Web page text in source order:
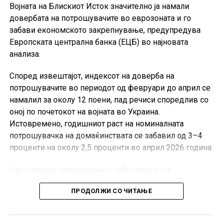
Војната на Блискиот Исток значително ја намали
довербата на потрошувачите во еврозоната и го
забави економското закрепнување, предупредува
Европската централна банка (ЕЦБ) во најновата
анализа.
Според извештајот, индексот на доверба на
потрошувачите во периодот од февруари до април се
намалил за околу 12 поени, пад речиси споредлив со
оној по почетокот на војната во Украина.
Истовремено, годишниот раст на номиналната
потрошувачка на домаќинствата се забавил од 3–4
проценти на околу 2,5 проценти во април 2026 година.
дискреционите трошоци, при што домаќинствата ги
одложуваат купувањата на луксузна облека, обувки,
Домаќинствата со повисоки приходи најмногу ја
ПРОДОЛЖИ СО ЧИТАЊЕ